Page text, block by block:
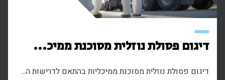
דיגום פסולת נוזלית מסוכנת ממיכ...
דיגום פסולת נוזלית מסוכנת ממיכליות בהתאם לדרישות ה...